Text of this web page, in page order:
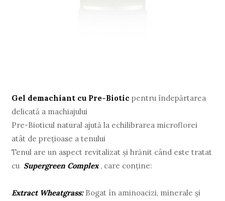
Gel demachiant cu Pre-Biotic pentru îndepărtarea
delicată a machiajului
Pre-Bioticul natural ajută la echilibrarea microflorei
atât de prețioase a tenului
Tenul are un aspect revitalizat și hrănit când este tratat
cu Supergreen Complex, care conține:
Extract Wheatgrass: Bogat în aminoacizi, minerale și